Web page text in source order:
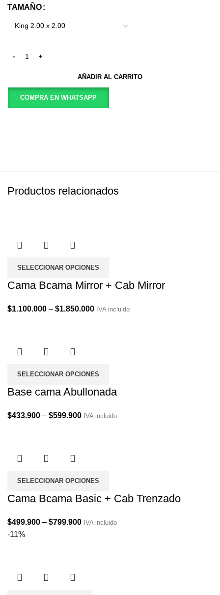
TAMAÑO
AÑADIR AL CARRITO
COMPRA EN WHATSAPP
Productos relacionados
SELECCIONAR OPCIONES
Cama Bcama Mirror + Cab Mirror
$1.100.000 – $1.850.000Price
IVA incluido
SELECCIONAR OPCIONES
Base cama Abullonada
$433.900 – $599.900Price
IVA incluido
SELECCIONAR OPCIONES
Cama Bcama Basic + Cab Trenzado
$499.900 – $799.900Price
IVA incluido
-11%